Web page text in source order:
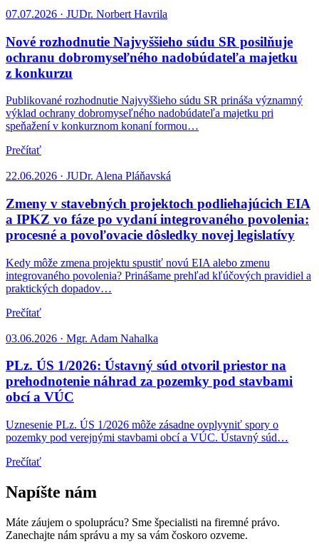
07.07.2026 · JUDr. Norbert Havrila
Nové rozhodnutie Najvyššieho súdu SR posilňuje
ochranu dobromyseľného nadobúdateľa majetku
z konkurzu
Publikované rozhodnutie Najvyššieho súdu SR prináša významný
výklad ochrany dobromyseľného nadobúdateľa majetku pri
speňažení v konkurznom konaní formou…
Prečítať
22.06.2026 · JUDr. Alena Pláňavská
Zmeny v stavebných projektoch podliehajúcich EIA
a IPKZ vo fáze po vydaní integrovaného povolenia:
procesné a povoľovacie dôsledky novej legislatívy
Kedy môže zmena projektu spustiť novú EIA alebo zmenu
integrovaného povolenia? Prinášame prehľad kľúčových pravidiel a
praktických dopadov…
Prečítať
03.06.2026 · Mgr. Adam Nahalka
PLz. ÚS 1/2026: Ústavný súd otvoril priestor na
prehodnotenie náhrad za pozemky pod stavbami
obcí a VÚC
Uznesenie PLz. ÚS 1/2026 môže zásadne ovplyvniť spory o
pozemky pod verejnými stavbami obcí a VÚC. Ústavný súd…
Prečítať
Napíšte nám
Máte záujem o spoluprácu? Sme špecialisti na firemné právo.
Zanechajte nám správu a my sa vám čoskoro ozveme.